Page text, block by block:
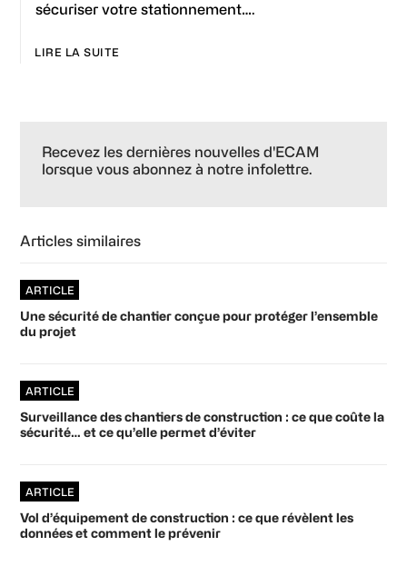
sécuriser votre stationnement….
LIRE LA SUITE
Sidebar
Recevez les dernières nouvelles d'ECAM
lorsque vous abonnez à notre infolettre.
Articles similaires
ARTICLE
Une sécurité de chantier conçue pour protéger l’ensemble
du projet
ARTICLE
Surveillance des chantiers de construction : ce que coûte la
sécurité… et ce qu’elle permet d’éviter
ARTICLE
Vol d’équipement de construction : ce que révèlent les
données et comment le prévenir